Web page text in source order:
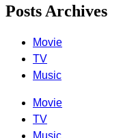
Posts Archives
Movie
TV
Music
Movie
TV